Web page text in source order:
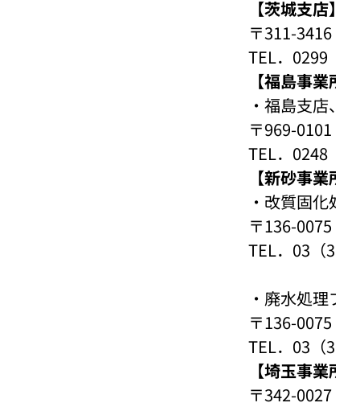
【茨城支店】
〒311-3416
TEL．0299（
【福島事業所】
・ 福島支店、
〒969-0101
TEL．0248（
【新砂事業所】
・ 改質固化処
〒136-0075
TEL．03（
・ 廃水処理プ
〒136-0075
TEL．03（
【埼玉事業所】
〒342-0027